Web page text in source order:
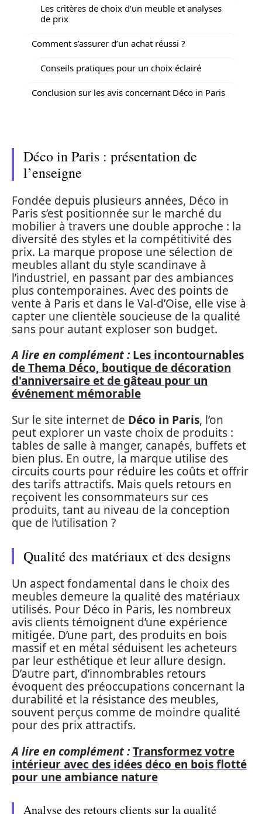
Les critères de choix d’un meuble et analyses
de prix
Comment s’assurer d’un achat réussi ?
Conseils pratiques pour un choix éclairé
Conclusion sur les avis concernant Déco in Paris
Déco in Paris : présentation de
l’enseigne
Fondée depuis plusieurs années, Déco in
Paris s’est positionnée sur le marché du
mobilier à travers une double approche : la
diversité des styles et la compétitivité des
prix. La marque propose une sélection de
meubles allant du style scandinave à
l’industriel, en passant par des ambiances
plus contemporaines. Avec des points de
vente à Paris et dans le Val-d’Oise, elle vise à
capter une clientèle soucieuse de la qualité
sans pour autant exploser son budget.
A lire en complément : Les incontournables
de Thema Déco, boutique de décoration
d'anniversaire et de gâteau pour un
événement mémorable
Sur le site internet de Déco in Paris, l’on
peut explorer un vaste choix de produits :
tables de salle à manger, canapés, buffets et
bien plus. En outre, la marque utilise des
circuits courts pour réduire les coûts et offrir
des tarifs attractifs. Mais quels retours en
reçoivent les consommateurs sur ces
produits, tant au niveau de la conception
que de l’utilisation ?
Qualité des matériaux et des designs
Un aspect fondamental dans le choix des
meubles demeure la qualité des matériaux
utilisés. Pour Déco in Paris, les nombreux
avis clients témoignent d’une expérience
mitigée. D’une part, des produits en bois
massif et en métal séduisent les acheteurs
par leur esthétique et leur allure design.
D’autre part, d’innombrables retours
évoquent des préoccupations concernant la
durabilité et la résistance des meubles,
souvent perçus comme de moindre qualité
pour des prix attractifs.
A lire en complément :Transformez votre
intérieur avec des idées déco en bois flotté
pour une ambiance nature
Analyse des retours clients sur la qualité